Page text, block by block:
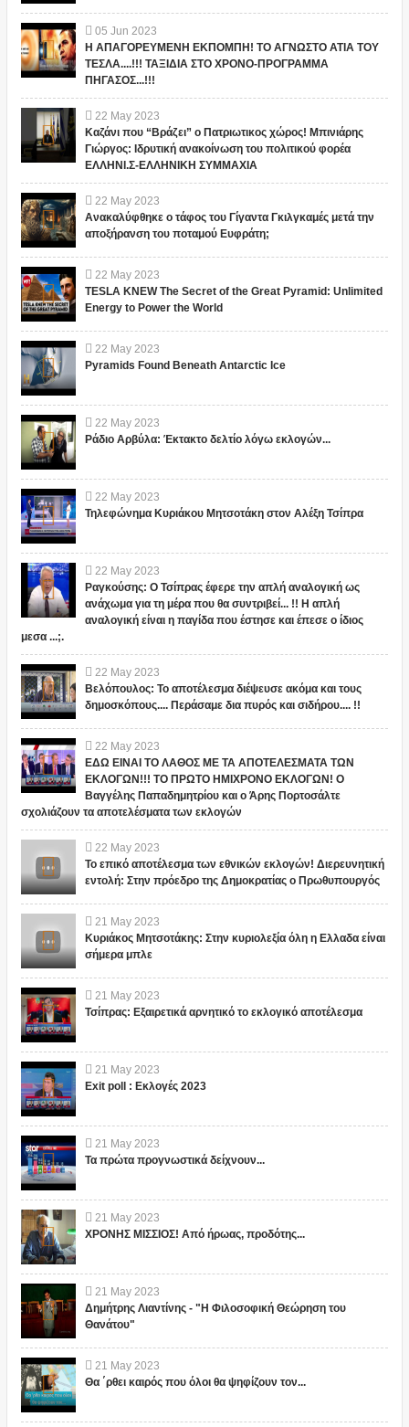
05 Jun 2023
Η ΑΠΑΓΟΡΕΥΜΕΝΗ ΕΚΠΟΜΠΗ! ΤΟ ΑΓΝΩΣΤΟ ΑΤΙΑ ΤΟΥ
ΤΕΣΛΑ....!!! ΤΑΞΙΔΙΑ ΣΤΟ ΧΡΟΝΟ-ΠΡΟΓΡΑΜΜΑ
ΠΗΓΑΣΟΣ...!!!
22 May 2023
Καζάνι που “Βράζει” ο Πατριωτικος χώρος! Μπινιάρης
Γιώργος: Ιδρυτική ανακοίνωση του πολιτικού φορέα
ΕΛΛΗΝΙ.Σ-ΕΛΛΗΝΙΚΗ ΣΥΜΜΑΧΙΑ
22 May 2023
Ανακαλύφθηκε ο τάφος του Γίγαντα Γκιλγκαμές μετά την
αποξήρανση του ποταμού Ευφράτη;
22 May 2023
TESLA KNEW The Secret of the Great Pyramid: Unlimited
Energy to Power the World
22 May 2023
Pyramids Found Beneath Antarctic Ice
22 May 2023
Ράδιο Αρβύλα: Έκτακτο δελτίο λόγω εκλογών...
22 May 2023
Τηλεφώνημα Κυριάκου Μητσοτάκη στον Αλέξη Τσίπρα
22 May 2023
Ραγκούσης: Ο Τσίπρας έφερε την απλή αναλογική ως
ανάχωμα για τη μέρα που θα συντριβεί... !! Η απλή
αναλογική είναι η παγίδα που έστησε και έπεσε ο ίδιος
μεσα ...;.
22 May 2023
Βελόπουλος: Το αποτέλεσμα διέψευσε ακόμα και τους
δημοσκόπους.... Περάσαμε δια πυρός και σιδήρου.... !!
22 May 2023
ΕΔΩ ΕΙΝΑΙ ΤΟ ΛΑΘΟΣ ΜΕ ΤΑ ΑΠΟΤΕΛΕΣΜΑΤΑ ΤΩΝ
ΕΚΛΟΓΩΝ!!! ΤΟ ΠΡΩΤΟ ΗΜΙΧΡΟΝΟ ΕΚΛΟΓΩΝ! Ο
Βαγγέλης Παπαδημητρίου και ο Άρης Πορτοσάλτε
σχολιάζουν τα αποτελέσματα των εκλογών
22 May 2023
Το επικό αποτέλεσμα των εθνικών εκλογών! Διερευνητική
εντολή: Στην πρόεδρο της Δημοκρατίας ο Πρωθυπουργός
21 May 2023
Κυριάκος Μητσοτάκης: Στην κυριολεξία όλη η Ελλαδα είναι
σήμερα μπλε
21 May 2023
Τσίπρας: Εξαιρετικά αρνητικό το εκλογικό αποτέλεσμα
21 May 2023
Exit poll : Εκλογές 2023
21 May 2023
Τα πρώτα προγνωστικά δείχνουν...
21 May 2023
ΧΡΟΝΗΣ ΜΙΣΣΙΟΣ! Από ήρωας, προδότης...
21 May 2023
Δημήτρης Λιαντίνης - "Η Φιλοσοφική Θεώρηση του
Θανάτου"
21 May 2023
Θα ΄ρθει καιρός που όλοι θα ψηφίζουν τον...